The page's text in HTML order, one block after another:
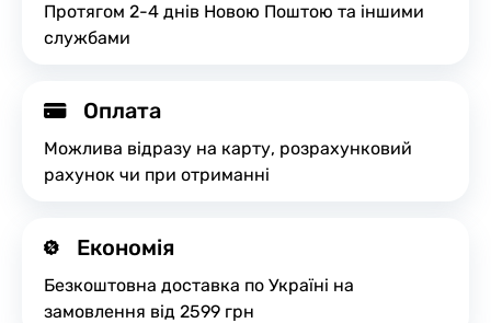
Протягом 2-4 днів Новою Поштою та іншими
службами
Оплата
Можлива відразу на карту, розрахунковий
рахунок чи при отриманні
Економія
Безкоштовна доставка по Україні на
замовлення від 2599 грн